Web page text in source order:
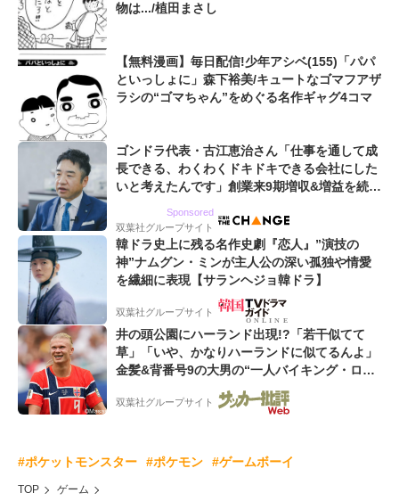
物は.../植田まさし
【無料漫画】毎日配信!少年アシベ(155)「パパ
といっしょに」森下裕美/キュートなゴマフアザ
ラシの“ゴマちゃん”をめぐる名作ギャグ4コマ
ゴンドラ代表・古江恵治さん「仕事を通して成
長できる、わくわくドキドキできる会社にした
いと考えたんです」創業来9期増収&増益を続け
Sponsored
双葉社グループサイト
韓ドラ史上に残る名作史劇『恋人』”演技の
神”ナムグン・ミンが主人公の深い孤独や情愛
を繊細に表現【サランヘジョ韓ドラ】
双葉社グループサイト
井の頭公園にハーランド出現!?「若干似てて
草」「いや、かなりハーランドに似てるんよ」
金髪&背番号9の大男の“一人バイキング・ロ
ー”映像が話題!「元気をもらった」
双葉社グループサイト
#ポケットモンスター #ポケモン #ゲームボーイ
TOP
ゲーム